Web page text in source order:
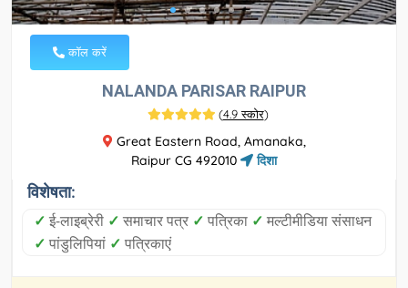
कॉल करें
NALANDA PARISAR RAIPUR
(4.9 स्कोर)
Great Eastern Road, Amanaka,
Raipur CG 492010
दिशा
विशेषता:
✓ ई-लाइब्रेरी ✓ समाचार पत्र ✓ पत्रिका ✓ मल्टीमीडिया संसाधन
✓ पांडुलिपियां ✓ पत्रिकाएं